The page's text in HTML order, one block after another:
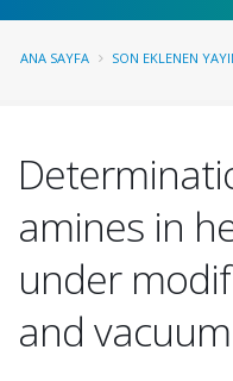
ANA SAYFA SON EKLENEN
amines in
under
and